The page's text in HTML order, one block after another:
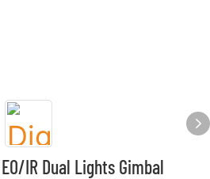
IR Dual Lights Gimbal